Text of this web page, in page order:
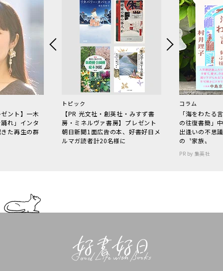
ント】一木
れ」インタ
た再生の群
トピック
【PR 光文社・創英社・みすず書
房・ミネルヴァ書房】プレゼント
朝日新聞1面広告の本、好書好日メ
ルマガ読者計20名様に
コラム
「海をわた
の往復書簡」
出逢いの不思
の〝家族〟
PR by 集英社